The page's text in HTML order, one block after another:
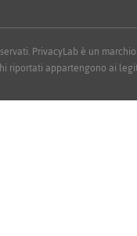
PrivacyLab è un
riportati appartengono ai